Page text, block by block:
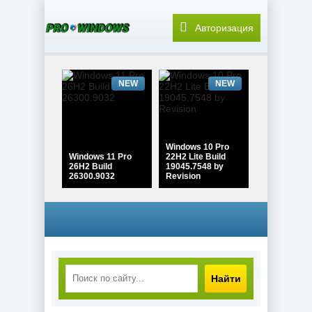
Авторизация
Windows 11 Pro
26H2 Build
26300.9032
NEW
Windows 10 Pro
22H2 Lite Build
19045.7548 by
Revision
NEW
Windows 10
Enterprise 2021
PDF редактор
Найти